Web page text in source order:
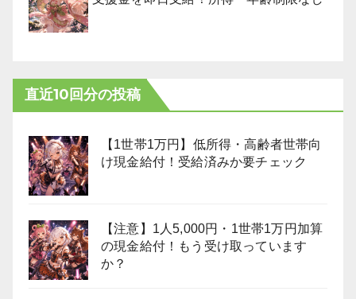
直近10回分の投稿
【1世帯1万円】低所得・高齢者世帯向
け現金給付！受給済みか要チェック
【注意】1人5,000円・1世帯1万円加算
の現金給付！もう受け取っています
か？